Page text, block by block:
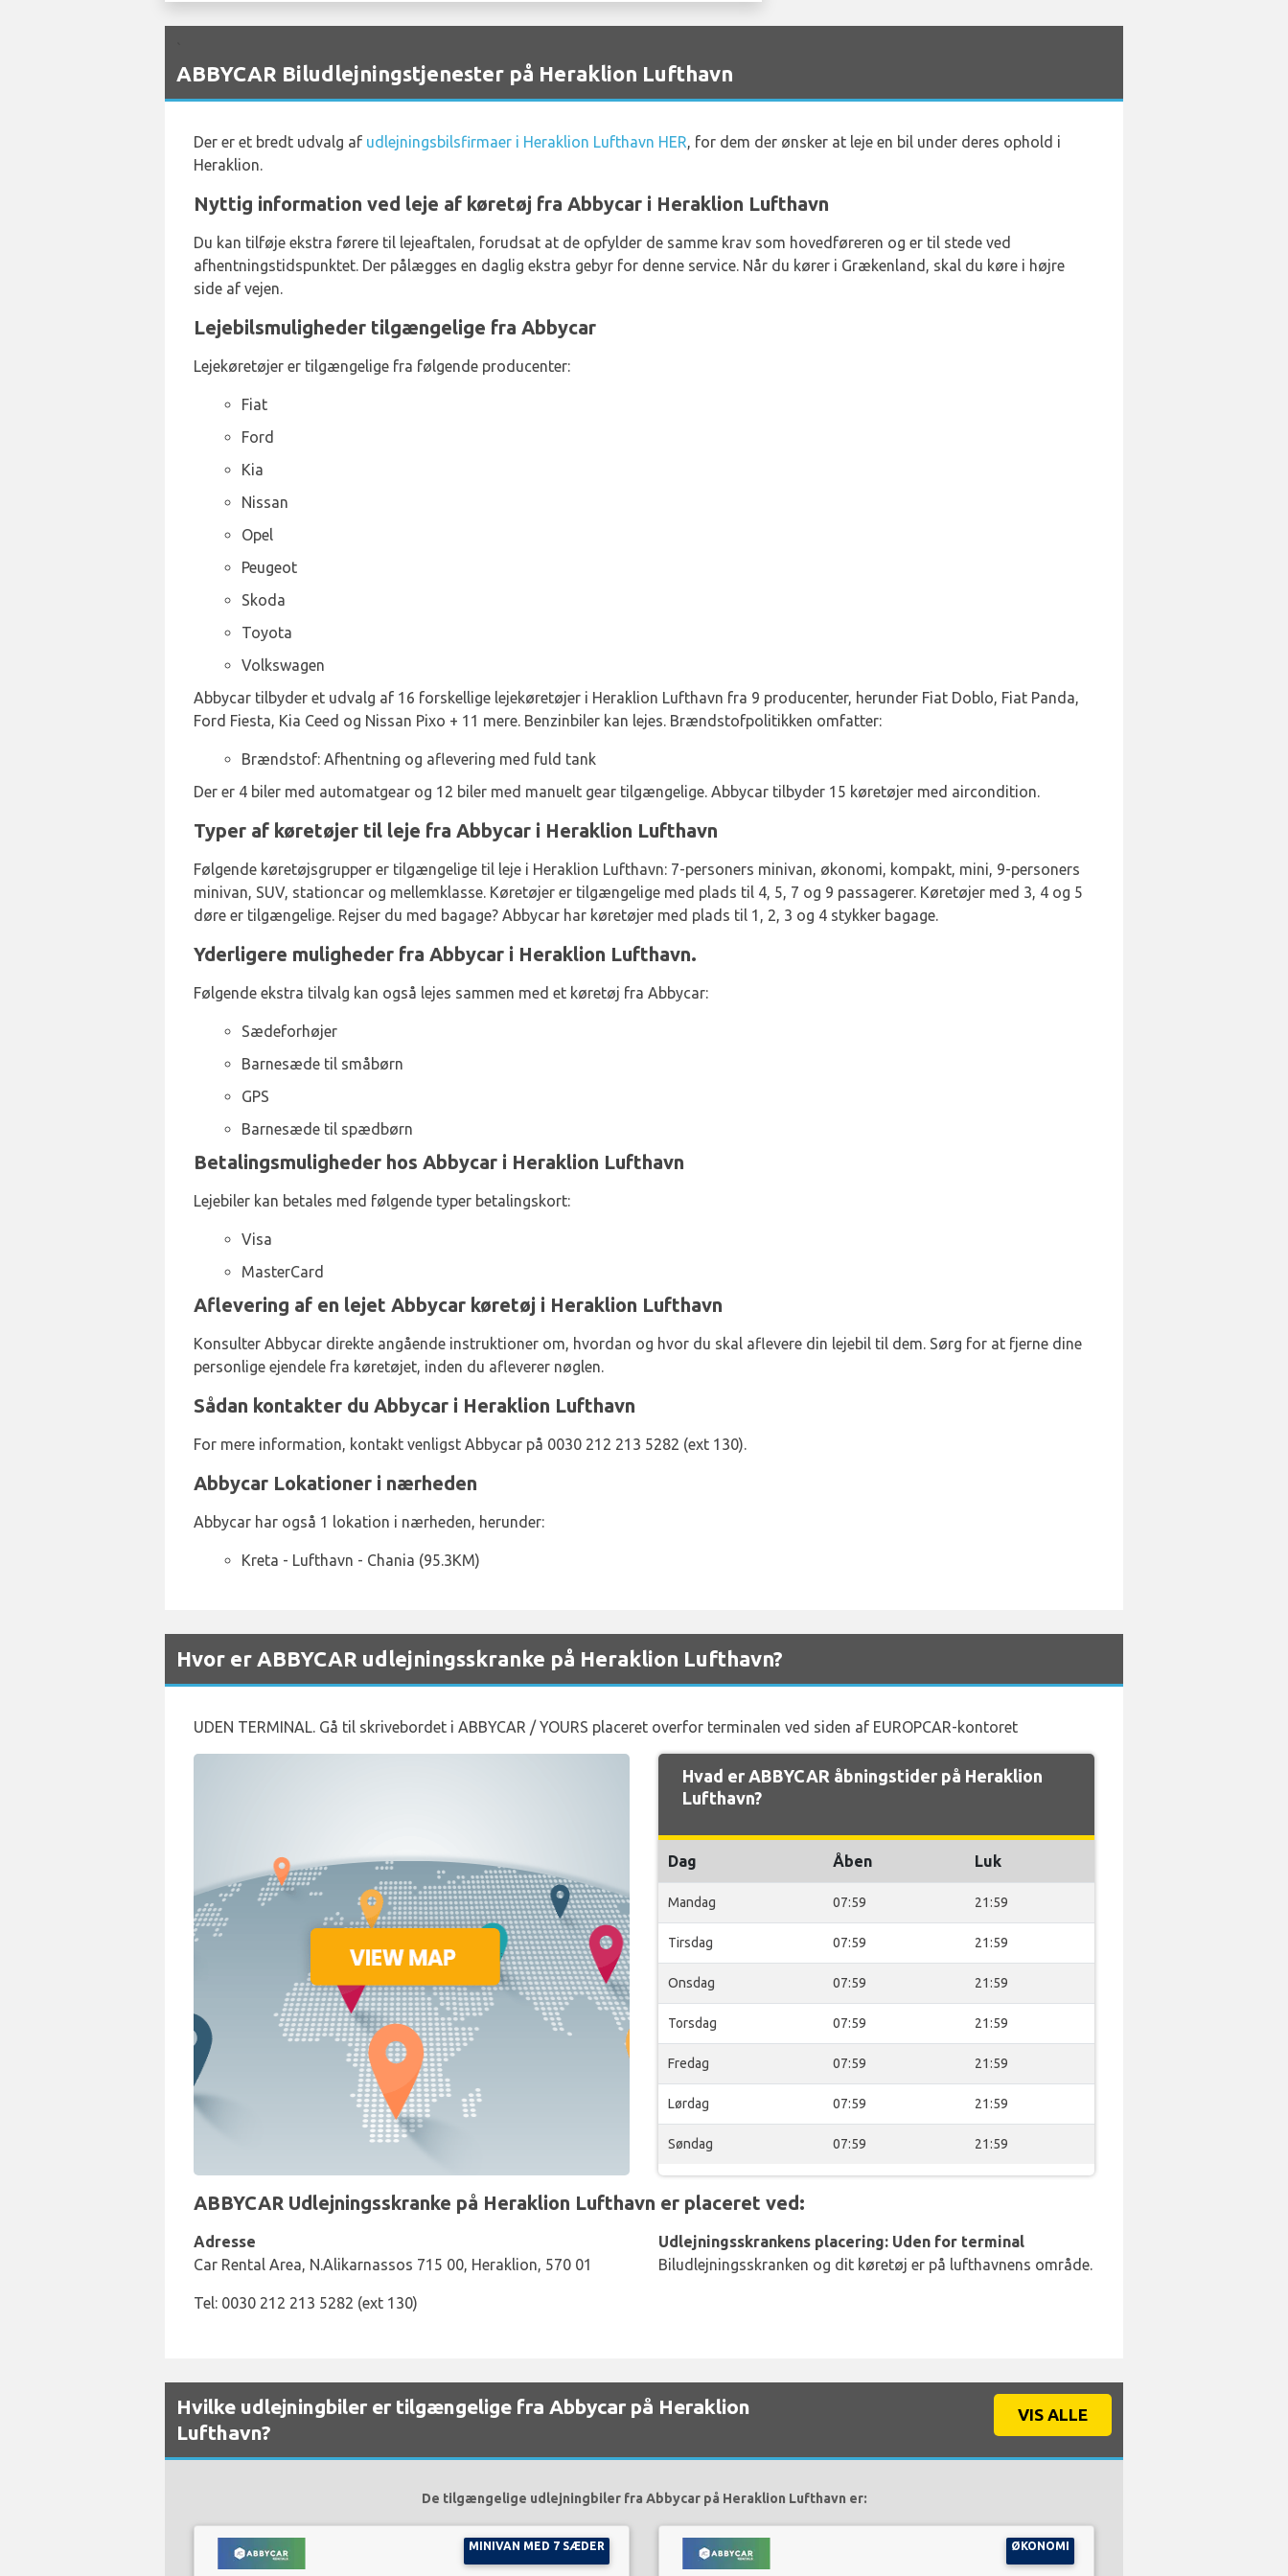
ABBYCAR Biludlejningstjenester på Heraklion Lufthavn
Der er et bredt udvalg af udlejningsbilsfirmaer i Heraklion Lufthavn HER, for dem der ønsker at leje en bil under deres ophold i
Heraklion.
Nyttig information ved leje af køretøj fra Abbycar i Heraklion Lufthavn
Du kan tilføje ekstra førere til lejeaftalen, forudsat at de opfylder de samme krav som hovedføreren og er til stede ved
afhentningstidspunktet. Der pålægges en daglig ekstra gebyr for denne service. Når du kører i Grækenland, skal du køre i højre
side af vejen.
Lejebilsmuligheder tilgængelige fra Abbycar
Lejekøretøjer er tilgængelige fra følgende producenter:
Fiat
Ford
Kia
Nissan
Opel
Peugeot
Skoda
Toyota
Volkswagen
Abbycar tilbyder et udvalg af 16 forskellige lejekøretøjer i Heraklion Lufthavn fra 9 producenter, herunder Fiat Doblo, Fiat Panda,
Ford Fiesta, Kia Ceed og Nissan Pixo + 11 mere. Benzinbiler kan lejes. Brændstofpolitikken omfatter:
Brændstof: Afhentning og aflevering med fuld tank
Der er 4 biler med automatgear og 12 biler med manuelt gear tilgængelige. Abbycar tilbyder 15 køretøjer med aircondition.
Typer af køretøjer til leje fra Abbycar i Heraklion Lufthavn
Følgende køretøjsgrupper er tilgængelige til leje i Heraklion Lufthavn: 7-personers minivan, økonomi, kompakt, mini, 9-personers
minivan, SUV, stationcar og mellemklasse. Køretøjer er tilgængelige med plads til 4, 5, 7 og 9 passagerer. Køretøjer med 3, 4 og 5
døre er tilgængelige. Rejser du med bagage? Abbycar har køretøjer med plads til 1, 2, 3 og 4 stykker bagage.
Yderligere muligheder fra Abbycar i Heraklion Lufthavn.
Følgende ekstra tilvalg kan også lejes sammen med et køretøj fra Abbycar:
Sædeforhøjer
Barnesæde til småbørn
GPS
Barnesæde til spædbørn
Betalingsmuligheder hos Abbycar i Heraklion Lufthavn
Lejebiler kan betales med følgende typer betalingskort:
Visa
MasterCard
Aflevering af en lejet Abbycar køretøj i Heraklion Lufthavn
Konsulter Abbycar direkte angående instruktioner om, hvordan og hvor du skal aflevere din lejebil til dem. Sørg for at fjerne dine
personlige ejendele fra køretøjet, inden du afleverer nøglen.
Sådan kontakter du Abbycar i Heraklion Lufthavn
For mere information, kontakt venligst Abbycar på 0030 212 213 5282 (ext 130).
Abbycar Lokationer i nærheden
Abbycar har også 1 lokation i nærheden, herunder:
Kreta - Lufthavn - Chania (95.3KM)
Hvor er ABBYCAR udlejningsskranke på Heraklion Lufthavn?
UDEN TERMINAL. Gå til skrivebordet i ABBYCAR / YOURS placeret overfor terminalen ved siden af ​​EUROPCAR-kontoret
Hvad er ABBYCAR åbningstider på Heraklion
Lufthavn?
Dag Åben Luk
Mandag 07:59 21:59
Tirsdag 07:59 21:59
Onsdag 07:59 21:59
Torsdag 07:59 21:59
Fredag 07:59 21:59
Lørdag 07:59 21:59
Søndag 07:59 21:59
ABBYCAR Udlejningsskranke på Heraklion Lufthavn er placeret ved:
Adresse
Car Rental Area, N.Alikarnassos 715 00, Heraklion, 570 01
Tel: 0030 212 213 5282 (ext 130)
Udlejningsskrankens placering: Uden for terminal
Biludlejningsskranken og dit køretøj er på lufthavnens område.
Hvilke udlejningbiler er tilgængelige fra Abbycar på Heraklion
Lufthavn?
VIS ALLE
De tilgængelige udlejningbiler fra Abbycar på Heraklion Lufthavn er:
MINIVAN MED 7 SÆDER ØKONOMI